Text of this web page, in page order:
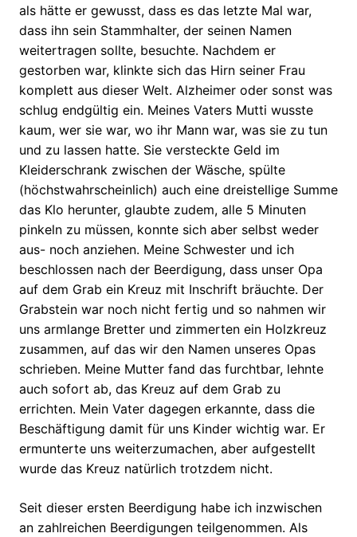
als hätte er gewusst, dass es das letzte Mal war,
dass ihn sein Stammhalter, der seinen Namen
weitertragen sollte, besuchte. Nachdem er
gestorben war, klinkte sich das Hirn seiner Frau
komplett aus dieser Welt. Alzheimer oder sonst was
schlug endgültig ein. Meines Vaters Mutti wusste
kaum, wer sie war, wo ihr Mann war, was sie zu tun
und zu lassen hatte. Sie versteckte Geld im
Kleiderschrank zwischen der Wäsche, spülte
(höchstwahrscheinlich) auch eine dreistellige Summe
das Klo herunter, glaubte zudem, alle 5 Minuten
pinkeln zu müssen, konnte sich aber selbst weder
aus- noch anziehen. Meine Schwester und ich
beschlossen nach der Beerdigung, dass unser Opa
auf dem Grab ein Kreuz mit Inschrift bräuchte. Der
Grabstein war noch nicht fertig und so nahmen wir
uns armlange Bretter und zimmerten ein Holzkreuz
zusammen, auf das wir den Namen unseres Opas
schrieben. Meine Mutter fand das furchtbar, lehnte
auch sofort ab, das Kreuz auf dem Grab zu
errichten. Mein Vater dagegen erkannte, dass die
Beschäftigung damit für uns Kinder wichtig war. Er
ermunterte uns weiterzumachen, aber aufgestellt
wurde das Kreuz natürlich trotzdem nicht.
Seit dieser ersten Beerdigung habe ich inzwischen
an zahlreichen Beerdigungen teilgenommen. Als